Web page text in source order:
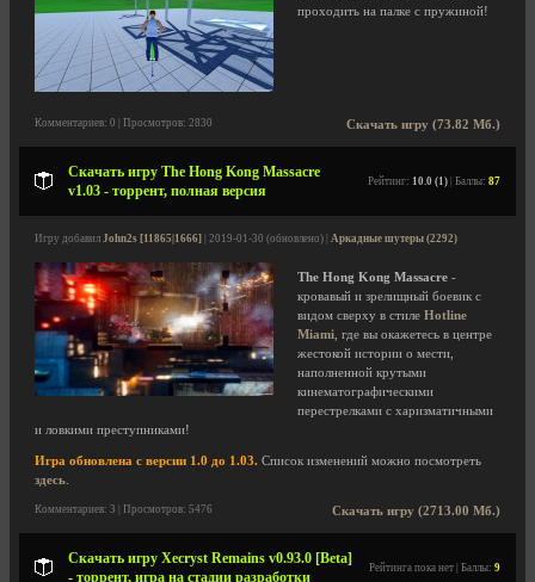
проходить на палке с пружиной!
Скачать игру (73.82 Мб.)
Комментариев: 0 | Просмотров: 2830
Скачать игру The Hong Kong Massacre
v1.03 - торрент, полная версия
Рейтинг: 10.0 (1) | Баллы: 87
Игру добавил John2s [11865|1666] | 2019-01-30 (обновлено) | Аркадные шутеры (2292)
The Hong Kong Massacre -
кровавый и зрелищный боевик с
видом сверху в стиле Hotline
Miami , где вы окажетесь в центре
жестокой истории о мести,
наполненной крутыми
кинематографическими
перестрелками с харизматичными
и ловкими преступниками!
Игра обновлена с версии 1.0 до 1.03. Список изменений можно посмотреть
здесь
Скачать игру (2713.00 Мб.)
Комментариев: 3 | Просмотров: 5476
Скачать игру Xecryst Remains v0.93.0 [Beta]
- торрент, игра на стадии разработки
Рейтинга пока нет | Баллы: 9